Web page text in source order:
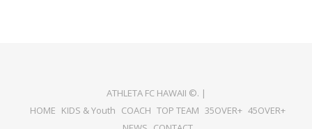
ATHLETA FC HAWAII ©. |
HOME KIDS & Youth COACH TOP TEAM 35OVER+ 45OVER+